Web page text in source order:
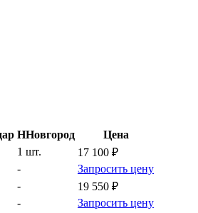
ННовгород
Цена
1 шт. 17 100 ₽
-
Запросить цену
- 19 550 ₽
-
Запросить цену